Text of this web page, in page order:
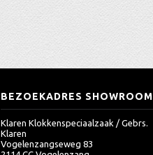
BEZOEKADRES SHOWROOM
Klaren Klokkenspeciaalzaak / Gebrs.
Klaren
Vogelenzangseweg 83